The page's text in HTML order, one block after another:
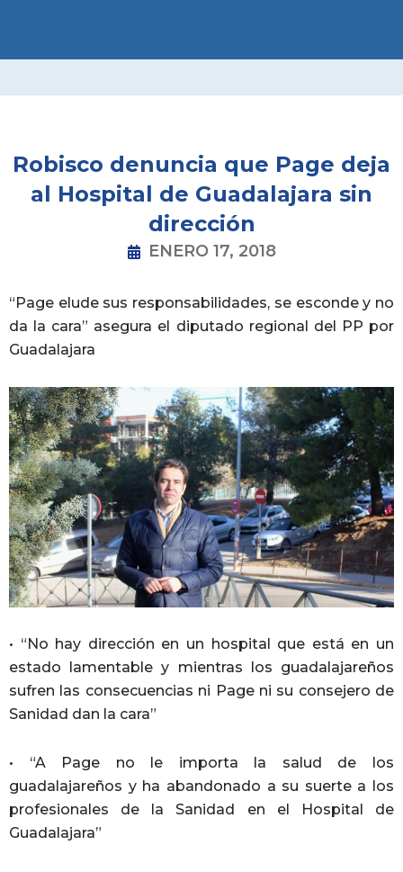
Robisco denuncia que Page deja
al Hospital de Guadalajara sin
dirección
ENERO 17, 2018
“Page elude sus responsabilidades, se esconde y no
da la cara” asegura el diputado regional del PP por
Guadalajara
• “No hay dirección en un hospital que está en un
estado lamentable y mientras los guadalajareños
sufren las consecuencias ni Page ni su consejero de
Sanidad dan la cara”
• “A Page no le importa la salud de los
guadalajareños y ha abandonado a su suerte a los
profesionales de la Sanidad en el Hospital de
Guadalajara”